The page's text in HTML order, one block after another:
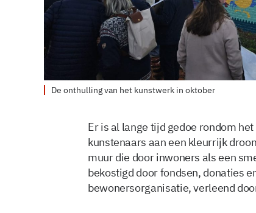
De onthulling van het kunstwerk in oktober
Er is al lange tijd gedoe rondom
kunstenaars aan een kleurrijk
muur die door inwoners als een
bekostigd door fondsen, donaties
bewonersorganisatie, verleend